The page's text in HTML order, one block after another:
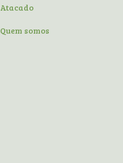
Atacado
Quem somos